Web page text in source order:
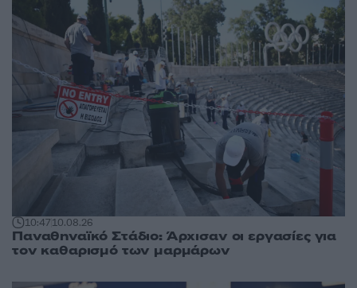
10:4710.08.26
Παναθηναϊκό Στάδιο: Άρχισαν οι εργασίες για
τον καθαρισμό των μαρμάρων